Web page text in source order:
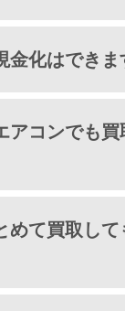
金化はできま
アコンでも買
めて買取して